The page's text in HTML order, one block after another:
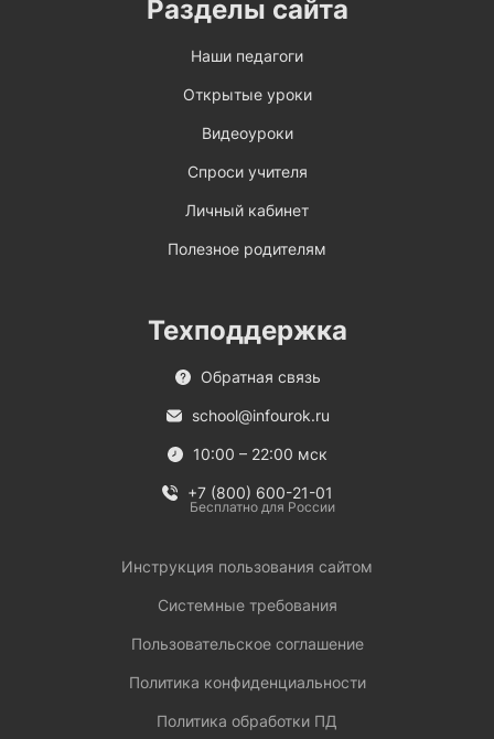
Разделы сайта
Наши педагоги
Открытые уроки
Видеоуроки
Спроси учителя
Личный кабинет
Полезное родителям
Техподдержка
Обратная связь
school@infourok.ru
10:00 – 22:00 мск
+7 (800) 600-21-01
Бесплатно для России
Инструкция пользования сайтом
Системные требования
Пользовательское соглашение
Политика конфиденциальности
Политика обработки ПД